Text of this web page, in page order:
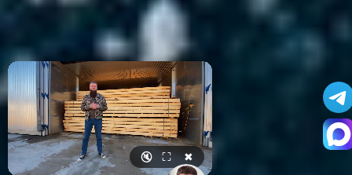
🔇 ⛶ ✖